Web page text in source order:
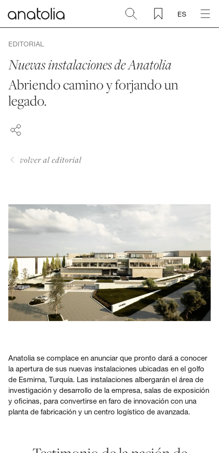
ES
Cerámica + Porcelánico
Piedra natural
Placa sinterizada
Mosaicos
Accesorios
Revista
Acceso
Contáctenos
Suscribir
EDITORIAL
Nuevas instalaciones de Anatolia
Abriendo camino y forjando un
legado.
FACEBOOK
PINTEREST
volver al editorial
Anatolia se complace en anunciar que pronto dará a conocer
la apertura de sus nuevas instalaciones ubicadas en el golfo
de Esmirna, Turquía. Las instalaciones albergarán el área de
investigación y desarrollo de la empresa, salas de exposición
y oficinas, para convertirse en faro de innovación con una
planta de fabricación y un centro logístico de avanzada.